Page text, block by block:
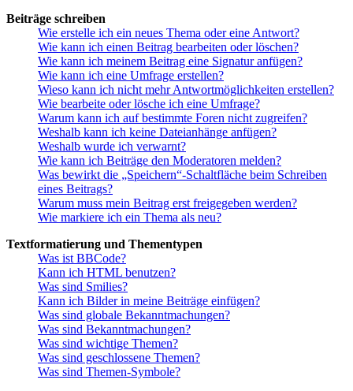
Beiträge schreiben
Wie erstelle ich ein neues Thema oder eine Antwort?
Wie kann ich einen Beitrag bearbeiten oder löschen?
Wie kann ich meinem Beitrag eine Signatur anfügen?
Wie kann ich eine Umfrage erstellen?
Wieso kann ich nicht mehr Antwortmöglichkeiten erstellen?
Wie bearbeite oder lösche ich eine Umfrage?
Warum kann ich auf bestimmte Foren nicht zugreifen?
Weshalb kann ich keine Dateianhänge anfügen?
Weshalb wurde ich verwarnt?
Wie kann ich Beiträge den Moderatoren melden?
Was bewirkt die „Speichern“-Schaltfläche beim Schreiben
eines Beitrags?
Warum muss mein Beitrag erst freigegeben werden?
Wie markiere ich ein Thema als neu?
Textformatierung und Thementypen
Was ist BBCode?
Kann ich HTML benutzen?
Was sind Smilies?
Kann ich Bilder in meine Beiträge einfügen?
Was sind globale Bekanntmachungen?
Was sind Bekanntmachungen?
Was sind wichtige Themen?
Was sind geschlossene Themen?
Was sind Themen-Symbole?